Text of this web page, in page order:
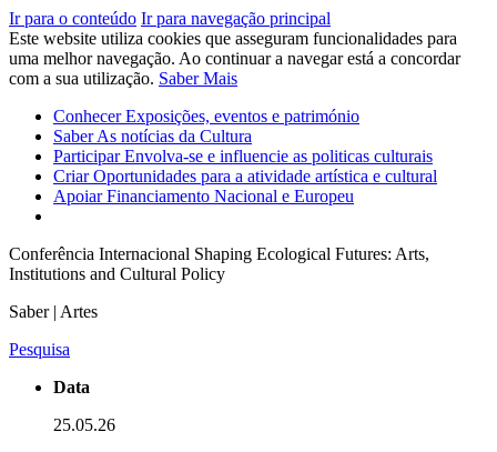
Ir para o conteúdo Ir para navegação principal
Este website utiliza cookies que asseguram funcionalidades para
uma melhor navegação. Ao continuar a navegar está a concordar
com a sua utilização. Saber Mais
ConhecerExposições, eventos e património
SaberAs notícias da Cultura
ParticiparEnvolva-se e influencie as politicas culturais
CriarOportunidades para a atividade artística e cultural
ApoiarFinanciamento Nacional e Europeu
Conferência Internacional Shaping Ecological Futures: Arts,
Institutions and Cultural Policy
Saber | Artes
Pesquisa
Data
25.05.26